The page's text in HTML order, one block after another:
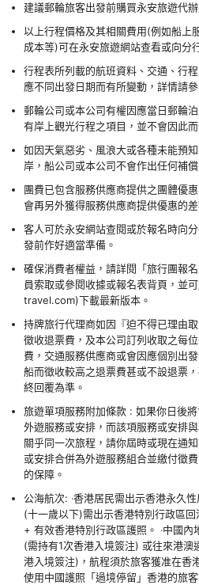
建議郵輪旅客出發前購買永安旅遊代
以上行程價格及其相關費用(例如船上
成本等)可在永安旅遊網站查看或向分
行程表所列載的航班資料、交通、行
應不同出發日期而有所變動，詳情請
郵輪公司或本公司有權因應當日郵輪
有岸上觀光行程之項目，並不會因此
如因天氣惡劣、風浪大或各種未能預
岸，船公司或本公司不會作出任何補
團費已包含服務供應商提供之團體優
會再另外獲得服務供應商提供優惠的差
客人可於永安網站查閱或於報名時向
發前作好適當準備。
確保消費者權益，請詳閱「旅行團報
員索取或參閱收據或報名表背頁，並
travel.com)下載最新版本。
持牌旅行代理商如因『迫不得已理由
徵收退票費，及本公司訂列收取之每
費，交通服務供應商或會因應個別出
船而徵收較高之退票費甚或不設退票
終回覆為準。
旅遊單項服務附加條款 : 如果你日後
外遊服務或安排，而該項服務或安排
關乎同一次旅程，請你屆時或現在通
或安排合併為外遊服務組合並繳付徵
的保障。
公海航次: ‧香港居民需出示香港永久
(十一歲以下)需出示香港特別行政區
+ 有效香港特別行政區護照。 ‧中國
(需持有1次香港入境簽注) 或往來港
港入境簽注)，航程須於旅客獲准在香
使用中國護照「過境停留」香港的旅